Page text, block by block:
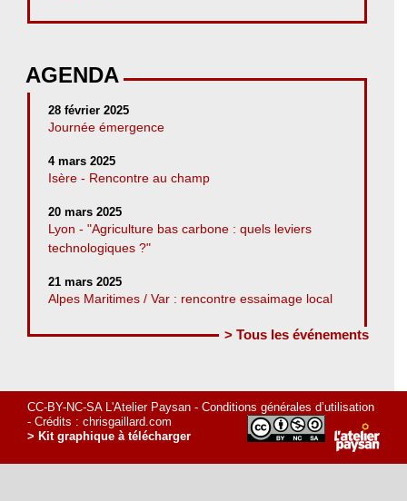
AGENDA
28 février 2025
Journée émergence
4 mars 2025
Isère - Rencontre au champ
20 mars 2025
Lyon - "Agriculture bas carbone : quels leviers
technologiques ?"
21 mars 2025
Alpes Maritimes / Var : rencontre essaimage local
> Tous les événements
CC-BY-NC-SA L'Atelier Paysan - Conditions générales d’utilisation
- Crédits : chrisgaillard.com
> Kit graphique à télécharger